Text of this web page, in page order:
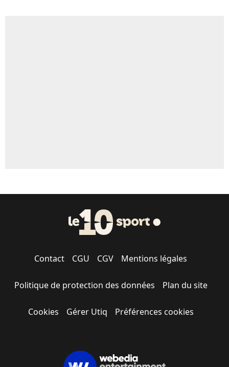
Contact CGU CGV Mentions légales
Politique de protection des données Plan du site
Cookies Gérer Utiq Préférences cookies